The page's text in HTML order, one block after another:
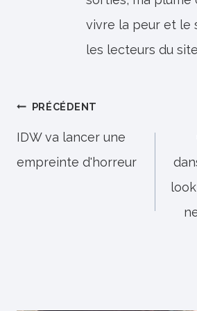
vivre la peur et le
les lecteurs du
Navigation
de
l’article
PRÉCÉDENT
IDW va lancer une
empreinte d'horreur